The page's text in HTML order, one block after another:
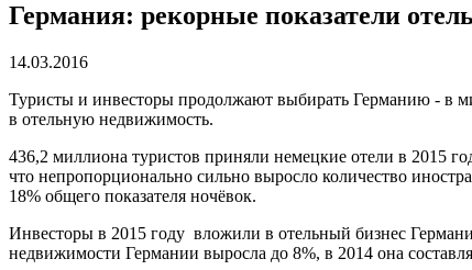
Германия: рекорные показатели
14.03.2016
Туристы и инвесторы продолжают выбирать Германию - в
в отельную недвижимость.
436,2 миллиона туристов приняли немецкие отели в 2015
что непропорционально сильно выросло количество
18% общего показателя ночёвок.
Инвесторы в 2015 году вложили в отельный бизнес
недвижимости Германии выросла до 8%, в 2014 она